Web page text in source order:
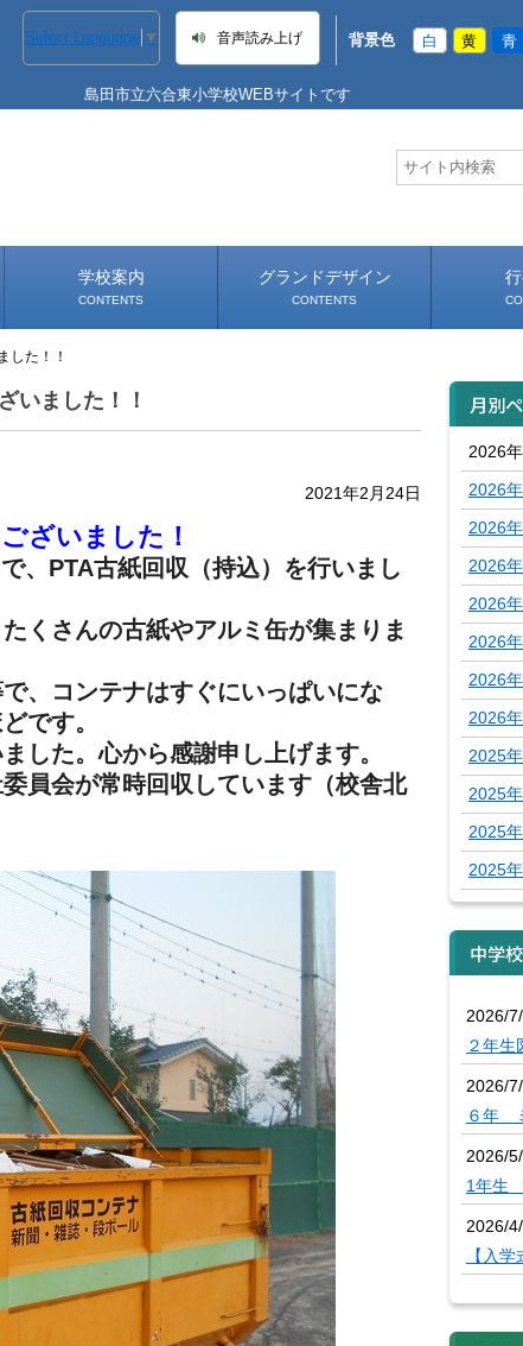
Select Language ▼ 音声読み上げ 背景色 白 黄 青
島田市立六合東小学校WEBサイトです
学校案内
CONTENTS
学校長あいさつ
学校へのアクセス
グランドデザイン
CONTENTS
した！！
いました！！
2021年2月24日
ざいました！
、PTA古紙回収（持込）を行いまし
くさんの古紙やアルミ缶が集まりま
、コンテナはすぐにいっぱいにな
です。
した。心から感謝申し上げます。
員会が常時回収しています（校舎北
月別
2026
2026
2026
2026
2026
2026
2026
2026
2025
2025
2025
2025
中学
2026/
２年生
2026/
６年
2026/
1年生
2026/
【入